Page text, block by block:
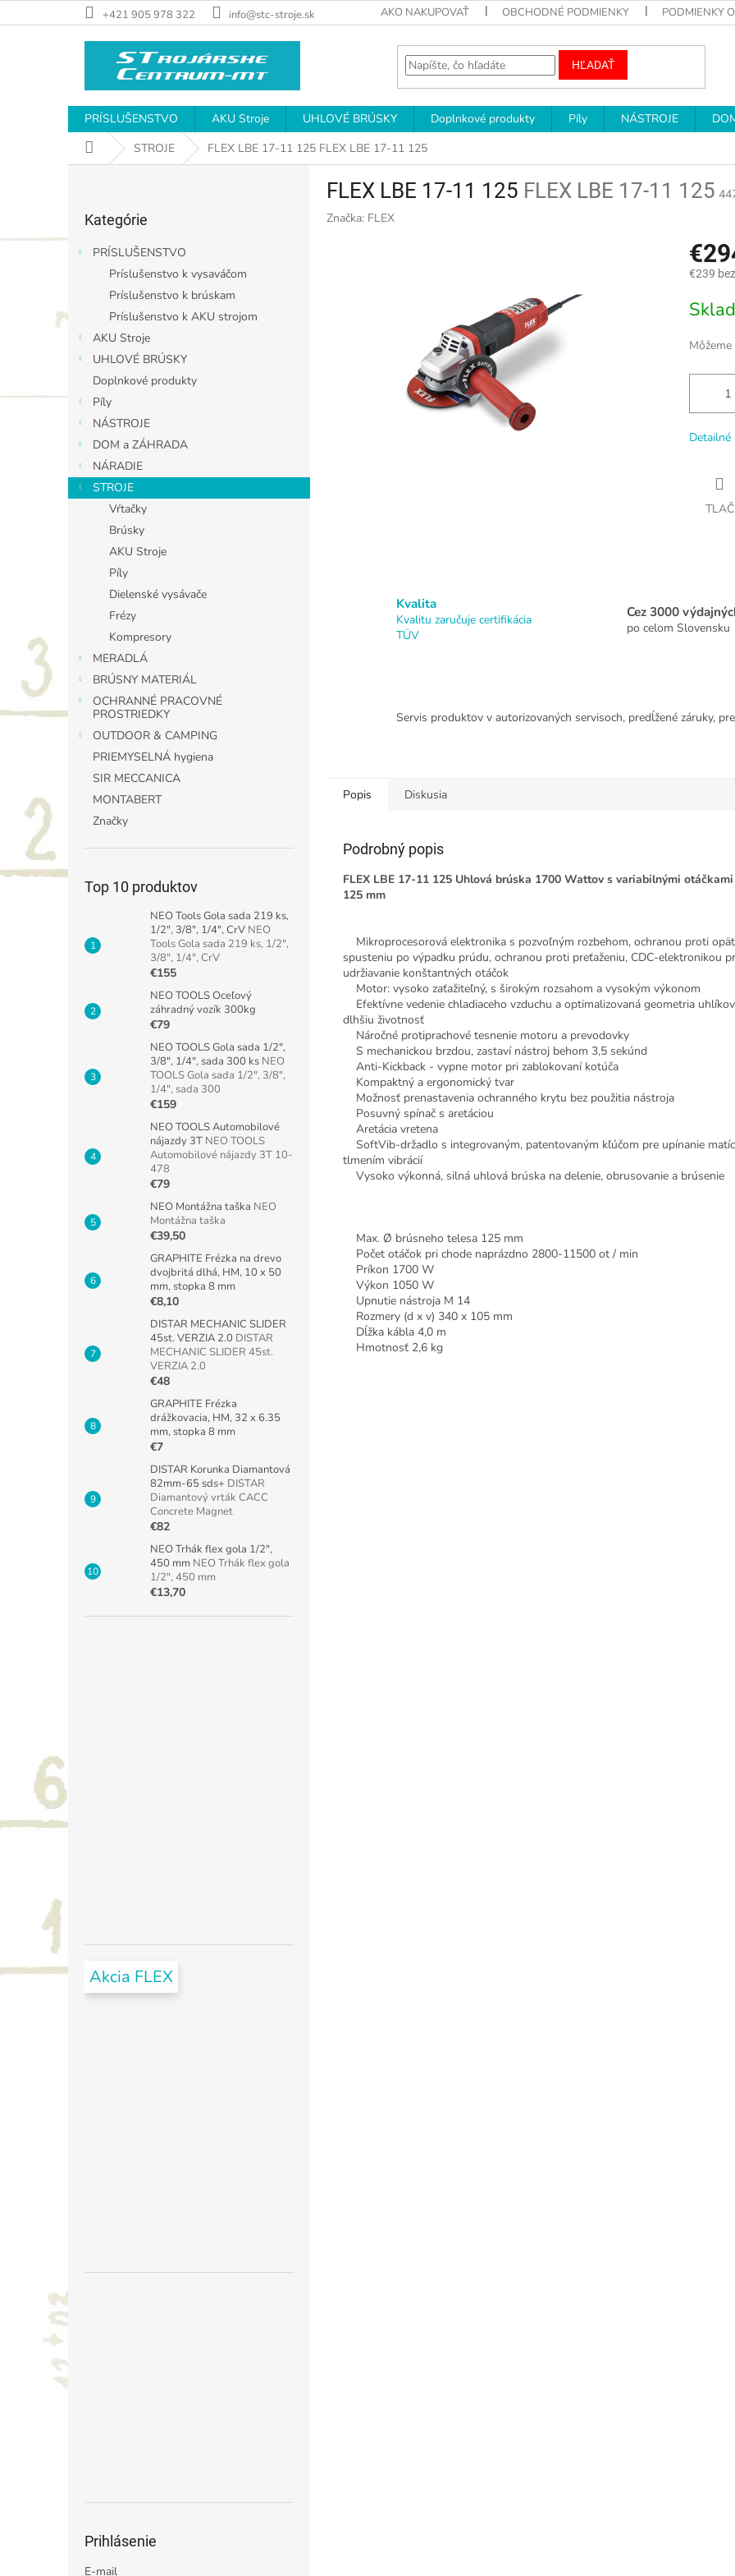
na
+421 905 978 322 info@stc-stroje.sk AKO NAKUPOVAŤ OBCHODNÉ PODMIENKY PODMIENKY
HĽADAŤ
PRÍSLUŠENSTVO AKU Stroje UHLOVÉ BRÚSKY Doplnkové produkty Píly NÁSTROJE
DomovSTROJE FLEX LBE 17-11 125 FLEX LBE 17-11 125
ý
e
kategórie
Kategórie
PRÍSLUŠENSTVO
Príslušenstvo k vysaváčom
Príslušenstvo k brúskam
Príslušenstvo k AKU strojom
AKU Stroje
UHLOVÉ BRÚSKY
Doplnkové produkty
Píly
NÁSTROJE
DOM a ZÁHRADA
NÁRADIE
STROJE
Vŕtačky
Brúsky
AKU Stroje
Píly
Dielenské vysávače
Frézy
Kompresory
MERADLÁ
BRÚSNY MATERIÁL
OCHRANNÉ PRACOVNÉ
PROSTRIEDKY
OUTDOOR & CAMPING
PRIEMYSELNÁ hygiena
SIR MECCANICA
MONTABERT
Značky
Top 10 produktov
NEO Tools Gola sada 219 ks,
1/2", 3/8", 1/4", CrV NEO
Tools Gola sada 219 ks, 1/2",
3/8", 1/4", CrV
€155
NEO TOOLS Oceľový
záhradný vozík 300kg
€79
NEO TOOLS Gola sada 1/2",
3/8", 1/4", sada 300 ks NEO
TOOLS Gola sada 1/2", 3/8",
1/4", sada 300
€159
NEO TOOLS Automobilové
nájazdy 3T NEO TOOLS
Automobilové nájazdy 3T 10-
478
€79
NEO Montážna taška NEO
Montážna taška
€39,50
GRAPHITE Frézka na drevo
dvojbritá dlhá, HM, 10 x 50
mm, stopka 8 mm
€8,10
DISTAR MECHANIC SLIDER
45st. VERZIA 2.0 DISTAR
MECHANIC SLIDER 45st.
VERZIA 2.0
€48
GRAPHITE Frézka
drážkovacia, HM, 32 x 6.35
mm, stopka 8 mm
€7
DISTAR Korunka Diamantová
82mm-65 sds+ DISTAR
Diamantový vrták CACC
Concrete Magnet
€82
NEO Trhák flex gola 1/2",
450 mm NEO Trhák flex gola
1/2", 450 mm
€13,70
Akcia FLEX
Prihlásenie
E-mail
FLEX LBE 17-11 125 FLEX LBE 17-11 125
Značka: FLEX
€239
cena:
Detailné
TLAČ
Kvalita
Kvalitu zaručuje certifikácia
TÜV
Cez 3000
po celom Slovensku
Servis produktov v autorizovaných servisoch, predĺžené záruky,
Popis Diskusia
Podrobný popis
FLEX LBE 17-11 125 Uhlová brúska 1700 Wattov s variabilnými
125 mm
Mikroprocesorová elektronika s pozvoľným rozbehom, ochranou proti
spusteniu po výpadku prúdu, ochranou proti preťaženiu, CDC-elektronikou
udržiavanie konštantných otáčok
Motor: vysoko zaťažiteľný, s širokým rozsahom a vysokým výkonom
Efektívne vedenie chladiaceho vzduchu a optimalizovaná geometria
dlhšiu životnosť
Náročné protiprachové tesnenie motoru a prevodovky
S mechanickou brzdou, zastaví nástroj behom 3,5 sekúnd
Anti-Kickback - vypne motor pri zablokovaní kotúča
Kompaktný a ergonomický tvar
Možnosť prenastavenia ochranného krytu bez použitia nástroja
Posuvný spínač s aretáciou
Aretácia vretena
SoftVib-držadlo s integrovaným, patentovaným kľúčom pre upínanie
tlmením vibrácií
Vysoko výkonná, silná uhlová brúska na delenie, obrusovanie a brúsenie
Max. Ø brúsneho telesa 125 mm
Počet otáčok pri chode naprázdno 2800-11500 ot / min
Príkon 1700 W
Výkon 1050 W
Upnutie nástroja M 14
Rozmery (d x v) 340 x 105 mm
Dĺžka kábla 4,0 m
Hmotnosť 2,6 kg